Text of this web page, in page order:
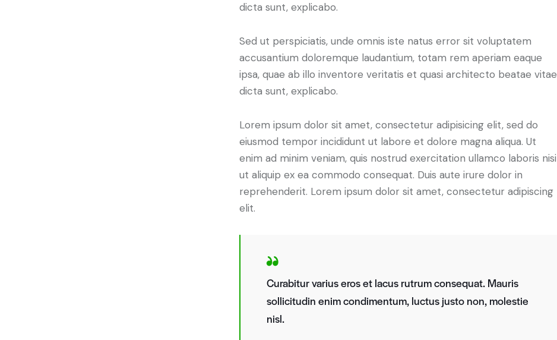
dicta sunt, explicabo.
Sed ut perspiciatis, unde omnis iste natus error sit voluptatem
accusantium doloremque laudantium, totam rem aperiam eaque
ipsa, quae ab illo inventore veritatis et quasi architecto beatae vitae
dicta sunt, explicabo.
Lorem ipsum dolor sit amet, consectetur adipisicing elit, sed do
eiusmod tempor incididunt ut labore et dolore magna aliqua. Ut
enim ad minim veniam, quis nostrud exercitation ullamco laboris nisi
ut aliquip ex ea commodo consequat. Duis aute irure dolor in
reprehenderit. Lorem ipsum dolor sit amet, consectetur adipiscing
elit.
Curabitur varius eros et lacus rutrum consequat. Mauris
sollicitudin enim condimentum, luctus justo non, molestie
nisl.